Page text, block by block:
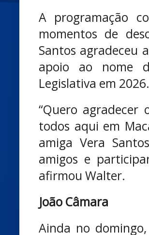
A programação
momentos de
Santos agradeceu
apoio ao nome
Legislativa em 2026.
“Quero
todos aqui em
amiga Vera
amigos e
afirmou Walter.
João Câmara
Ainda no